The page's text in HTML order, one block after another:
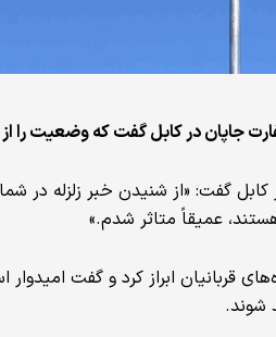
جاپان در کابل گفت که وضعیت را از
گفت: «از شنیدن خبر زلزله در
عمیقاً متاثر شدم.»
قربانیان ابراز کرد و گفت
شوند.